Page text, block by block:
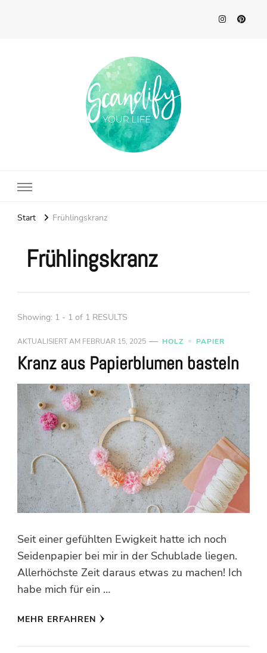
Start Frühlingskranz
Frühlingskranz
Showing: 1 - 1 of 1 RESULTS
AKTUALISIERT AM FEBRUAR 15, 2025 HOLZ PAPIER
Kranz aus Papierblumen basteln
Seit einer gefühlten Ewigkeit hatte ich noch
Seidenpapier bei mir in der Schublade liegen.
Allerhöchste Zeit daraus etwas zu machen! Ich
habe mich für ein …
MEHR ERFAHREN